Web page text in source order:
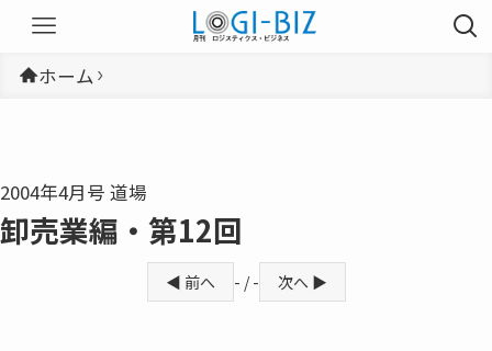
ホーム
2004年4月号 道場
卸売業編・第12回
◀ 前へ - / - 次へ ▶